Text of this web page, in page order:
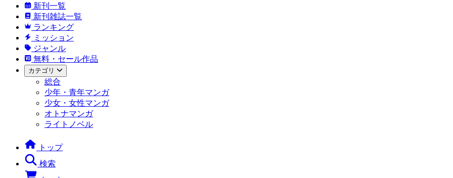
新刊一覧
新刊雑誌一覧
ランキング
ミッション
ジャンル
無料・セール作品
カテゴリ
総合
少年・青年マンガ
少女・女性マンガ
オトナマンガ
ライトノベル
トップ
検索